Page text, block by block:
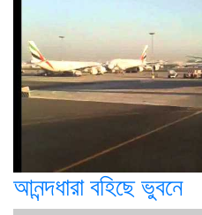
আনন্দধারা বহিছে ভুবনে